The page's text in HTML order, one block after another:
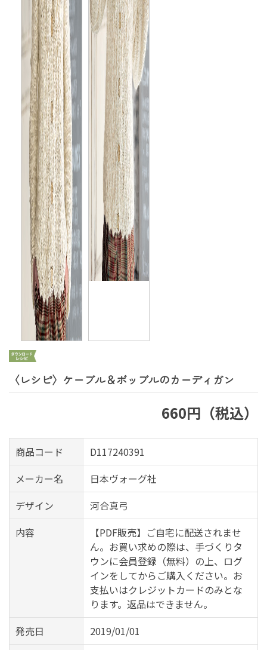
〈レシピ〉ケーブル＆ボッブルのカーディガン
660円（税込）
商品コード
D117240391
メーカー名
日本ヴォーグ社
デザイン
河合真弓
内容
【PDF販売】ご自宅に配送されませ
ん。お買い求めの際は、手づくりタ
ウンに会員登録（無料）の上、ログ
インをしてからご購入ください。お
支払いはクレジットカードのみとな
ります。返品はできません。
発売日
2019/01/01